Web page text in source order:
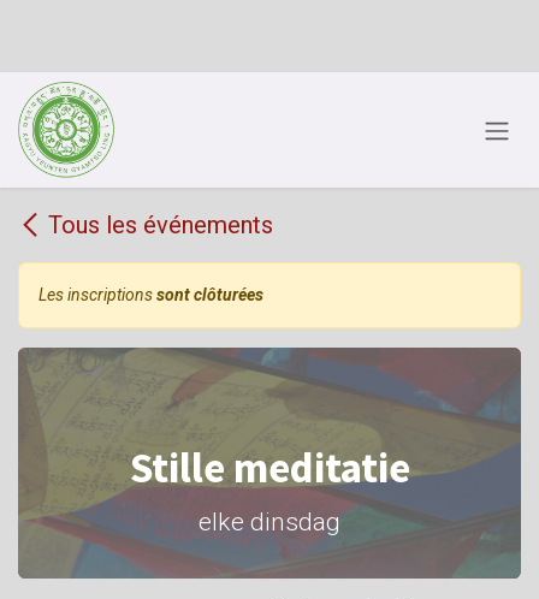
Se rendre au contenu
Tous les événements
Les inscriptionssont clôturées
Stille meditatie
elke dinsdag